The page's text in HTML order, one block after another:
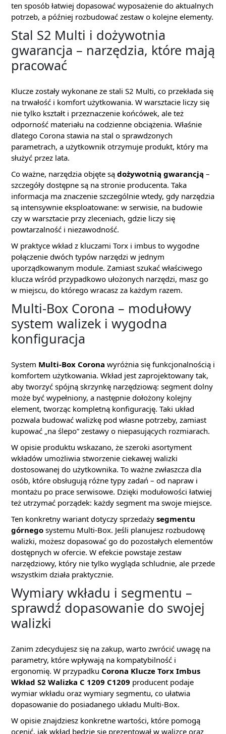
ten sposób łatwiej dopasować wyposażenie do aktualnych
potrzeb, a później rozbudować zestaw o kolejne elementy.
Stal S2 Multi i dożywotnia
gwarancja – narzędzia, które mają
pracować
Klucze zostały wykonane ze stali S2 Multi, co przekłada się
na trwałość i komfort użytkowania. W warsztacie liczy się
nie tylko kształt i przeznaczenie końcówek, ale też
odporność materiału na codzienne obciążenia. Właśnie
dlatego Corona stawia na stal o sprawdzonych
parametrach, a użytkownik otrzymuje produkt, który ma
służyć przez lata.
Co ważne, narzędzia objęte są dożywotnią gwarancją –
szczegóły dostępne są na stronie producenta. Taka
informacja ma znaczenie szczególnie wtedy, gdy narzędzia
są intensywnie eksploatowane: w serwisie, na budowie
czy w warsztacie przy zleceniach, gdzie liczy się
powtarzalność i niezawodność.
W praktyce wkład z kluczami Torx i imbus to wygodne
połączenie dwóch typów narzędzi w jednym
uporządkowanym module. Zamiast szukać właściwego
klucza wśród przypadkowo ułożonych narzędzi, masz go
w miejscu, do którego wracasz za każdym razem.
Multi-Box Corona – modułowy
system walizek i wygodna
konfiguracja
System Multi-Box Corona wyróżnia się funkcjonalnością i
komfortem użytkowania. Wkład jest zaprojektowany tak,
aby tworzyć spójną skrzynkę narzędziową: segment dolny
może być wypełniony, a następnie dołożony kolejny
element, tworząc kompletną konfigurację. Taki układ
pozwala budować walizkę pod własne potrzeby, zamiast
kupować „na ślepo” zestawy o niepasujących rozmiarach.
W opisie produktu wskazano, że szeroki asortyment
wkładów umożliwia stworzenie ciekawej walizki
dostosowanej do użytkownika. To ważne zwłaszcza dla
osób, które obsługują różne typy zadań – od napraw i
montażu po prace serwisowe. Dzięki modułowości łatwiej
też utrzymać porządek: każdy segment ma swoje miejsce.
Ten konkretny wariant dotyczy sprzedaży segmentu
górnego systemu Multi-Box. Jeśli planujesz rozbudowę
walizki, możesz dopasować go do pozostałych elementów
dostępnych w ofercie. W efekcie powstaje zestaw
narzędziowy, który nie tylko wygląda schludnie, ale przede
wszystkim działa praktycznie.
Wymiary wkładu i segmentu –
sprawdź dopasowanie do swojej
walizki
Zanim zdecydujesz się na zakup, warto zwrócić uwagę na
parametry, które wpływają na kompatybilność i
ergonomię. W przypadku Corona Klucze Torx Imbus
Wkład S2 Walizka C 1209 C1209 producent podaje
wymiar wkładu oraz wymiary segmentu, co ułatwia
dopasowanie do posiadanego układu Multi-Box.
W opisie znajdziesz konkretne wartości, które pomogą
ocenić, jak wkład będzie się prezentował w walizce oraz